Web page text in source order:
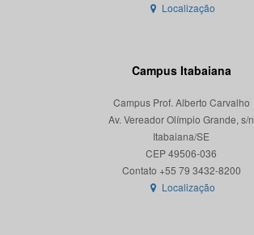
Localização
Campus Itabaiana
Campus Prof. Alberto Carvalho
Av. Vereador Olímpio Grande, s/n
Itabaiana/SE
CEP 49506-036
Localização